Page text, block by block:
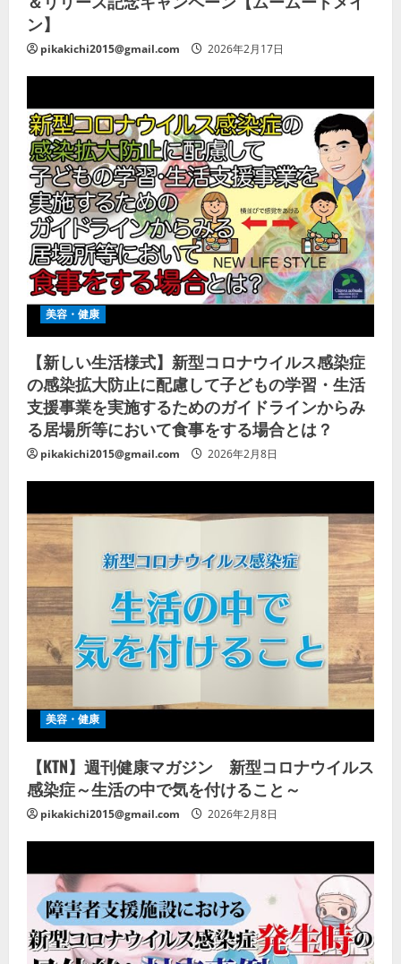
ン】
pikakichi2015@gmail.com 2026年2月17日
美容・健康
【新しい生活様式】新型コロナウイルス感染症
の感染拡大防止に配慮して子どもの学習・生活
支援事業を実施するためのガイドラインからみ
る居場所等において食事をする場合とは？
pikakichi2015@gmail.com 2026年2月8日
美容・健康
【KTN】週刊健康マガジン 新型コロナウイルス
感染症～生活の中で気を付けること～
pikakichi2015@gmail.com 2026年2月8日